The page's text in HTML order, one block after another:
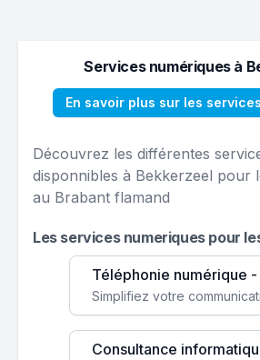
Services numériques à
En savoir plus sur les
Découvrez les différentes
disponnibles à Bekkerzeel pour
au Brabant flamand
Les services numeriques pour
Téléphonie numérique -
Consultance